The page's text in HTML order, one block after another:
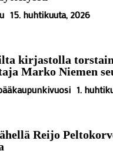
15. huhtikuuta, 2026
kirjastolla
Marko Niemen
1.
Reijo